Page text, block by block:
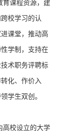
育课程资源，建
校学习的认
课堂，推动高
学制，支持在
术职务评聘标
化、作价入
学生双创。
高校设立的大学